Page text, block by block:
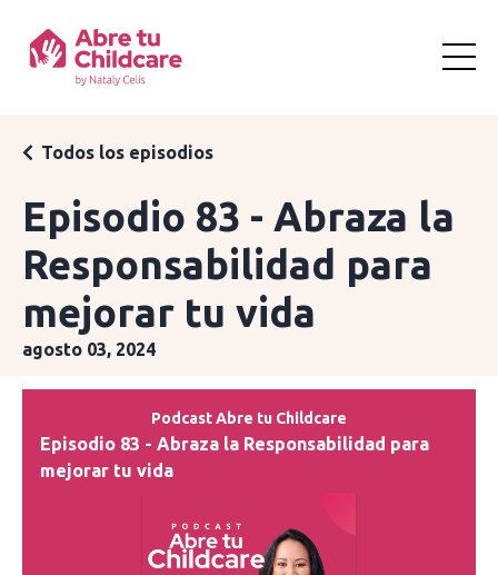
Episodio 83 - Abraza la
Responsabilidad para
mejorar tu vida
Todos los episodios
agosto 03, 2024